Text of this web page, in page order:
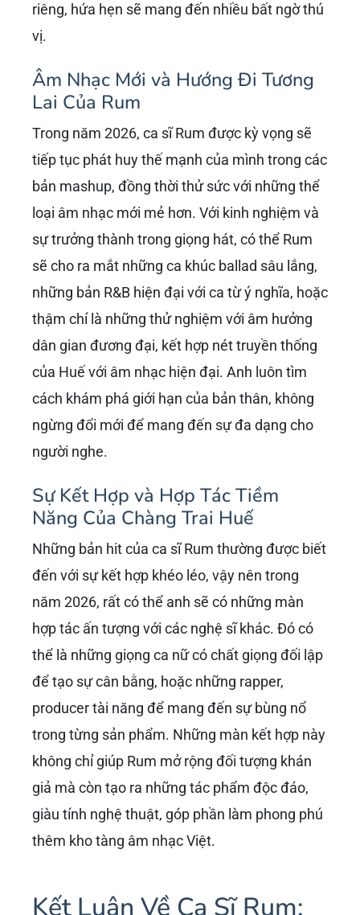
riêng, hứa hẹn sẽ mang đến nhiều bất ngờ thú
vị.
Âm Nhạc Mới và Hướng Đi Tương
Lai Của Rum
Trong năm 2026, ca sĩ Rum được kỳ vọng sẽ
tiếp tục phát huy thế mạnh của mình trong các
bản mashup, đồng thời thử sức với những thể
loại âm nhạc mới mẻ hơn. Với kinh nghiệm và
sự trưởng thành trong giọng hát, có thể Rum
sẽ cho ra mắt những ca khúc ballad sâu lắng,
những bản R&B hiện đại với ca từ ý nghĩa, hoặc
thậm chí là những thử nghiệm với âm hưởng
dân gian đương đại, kết hợp nét truyền thống
của Huế với âm nhạc hiện đại. Anh luôn tìm
cách khám phá giới hạn của bản thân, không
ngừng đổi mới để mang đến sự đa dạng cho
người nghe.
Sự Kết Hợp và Hợp Tác Tiềm
Năng Của Chàng Trai Huế
Những bản hit của ca sĩ Rum thường được biết
đến với sự kết hợp khéo léo, vậy nên trong
năm 2026, rất có thể anh sẽ có những màn
hợp tác ấn tượng với các nghệ sĩ khác. Đó có
thể là những giọng ca nữ có chất giọng đối lập
để tạo sự cân bằng, hoặc những rapper,
producer tài năng để mang đến sự bùng nổ
trong từng sản phẩm. Những màn kết hợp này
không chỉ giúp Rum mở rộng đối tượng khán
giả mà còn tạo ra những tác phẩm độc đáo,
giàu tính nghệ thuật, góp phần làm phong phú
thêm kho tàng âm nhạc Việt.
Kết Luận Về Ca Sĩ Rum: